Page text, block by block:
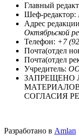
Главный
Шеф-редактор:
Адрес
Октябрьской
Телефон: +7
Почта(отдел
Почта(отдел
Учредитель:
ЗАПРЕЩЕНО
СОГЛАСИЯ
Разработано в Amlan